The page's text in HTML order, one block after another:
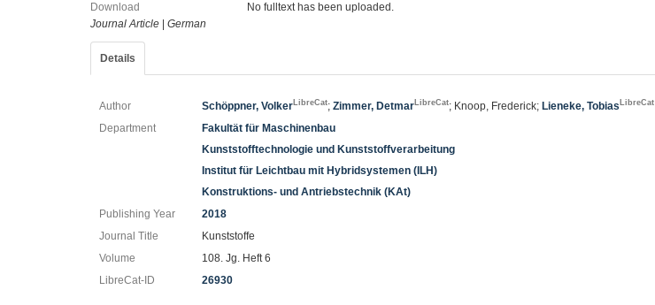
Download
No fulltext has been uploaded.
Journal Article
German
Details
Author Schöppner, VolkerLibreCat;Zimmer, DetmarLibreCat; Knoop, Frederick; Lieneke, TobiasLibreCat
Department
Fakultät für Maschinenbau
Kunststofftechnologie und Kunststoffverarbeitung
Institut für Leichtbau mit Hybridsystemen (ILH)
Konstruktions- und Antriebstechnik (KAt)
Publishing Year
2018
Journal Title
Kunststoffe
Volume
108. Jg. Heft 6
LibreCat-ID
26930